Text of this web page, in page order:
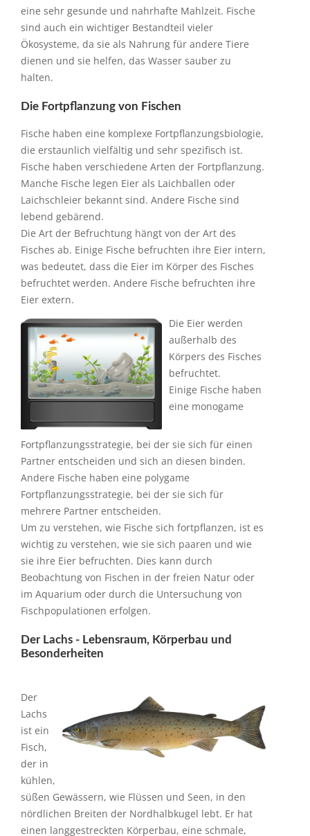
eine sehr gesunde und nahrhafte Mahlzeit. Fische
sind auch ein wichtiger Bestandteil vieler
Ökosysteme, da sie als Nahrung für andere Tiere
dienen und sie helfen, das Wasser sauber zu
halten.
Die Fortpflanzung von Fischen
Fische haben eine komplexe Fortpflanzungsbiologie,
die erstaunlich vielfältig und sehr spezifisch ist.
Fische haben verschiedene Arten der Fortpflanzung.
Manche Fische legen Eier als Laichballen oder
Laichschleier bekannt sind. Andere Fische sind
lebend gebärend.
Die Art der Befruchtung hängt von der Art des
Fisches ab. Einige Fische befruchten ihre Eier intern,
was bedeutet, dass die Eier im Körper des Fisches
befruchtet werden. Andere Fische befruchten ihre
Eier extern.
Die Eier werden
außerhalb des
Körpers des Fisches
befruchtet.
Einige Fische haben
eine monogame
Fortpflanzungsstrategie, bei der sie sich für einen
Partner entscheiden und sich an diesen binden.
Andere Fische haben eine polygame
Fortpflanzungsstrategie, bei der sie sich für
mehrere Partner entscheiden.
Um zu verstehen, wie Fische sich fortpflanzen, ist es
wichtig zu verstehen, wie sie sich paaren und wie
sie ihre Eier befruchten. Dies kann durch
Beobachtung von Fischen in der freien Natur oder
im Aquarium oder durch die Untersuchung von
Fischpopulationen erfolgen.
Der Lachs - Lebensraum, Körperbau und
Besonderheiten
Der
Lachs
ist ein
Fisch,
der in
kühlen,
süßen Gewässern, wie Flüssen und Seen, in den
nördlichen Breiten der Nordhalbkugel lebt. Er hat
einen langgestreckten Körperbau, eine schmale,